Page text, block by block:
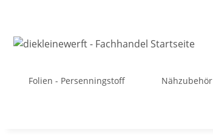
Folien - Persenningstoff Nähzubehör